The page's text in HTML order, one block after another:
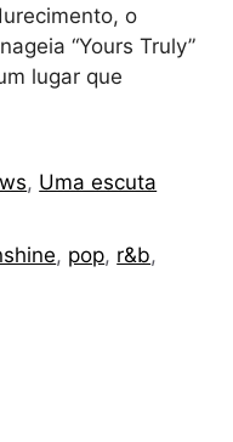
o
“Yours Truly”
lugar que
, Uma escuta
, pop, r&b,